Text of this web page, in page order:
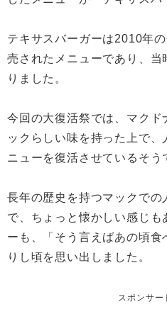
テキサスバーガーは2010年
売されたメニューであり、当
りました。
今回の大復活祭では、マクド
ックらしい味を持った上で、
ニューを復活させているそう
長年の歴史を持つマックで
で、ちょっと懐かしい感じ
ーも、「そう言えばあの頃
りし頃を思い出しました。
スポンサー